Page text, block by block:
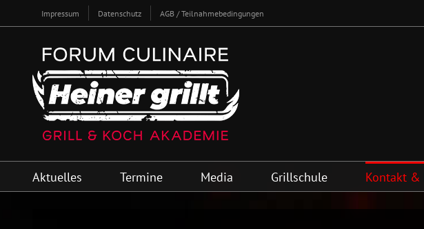
Inhalt
Impressum Datenschutz AGB / Teilnahmebedingungen
Aktuelles Termine Media Grillschule Kontakt &